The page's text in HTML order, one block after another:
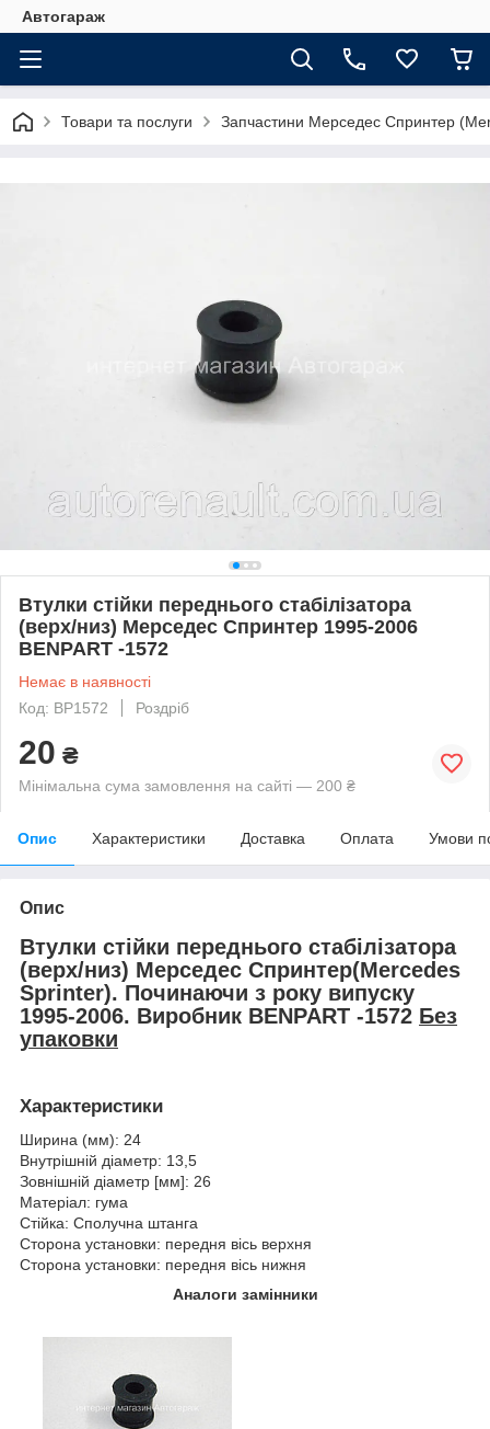
Автогараж
Товари та послуги Запчастини Мерседес Спринтер
Втулки стійки переднього стабілізатора
(верх/низ) Мерседес Спринтер 1995-2006
BENPART -1572
Немає в наявності
Код: BP1572
Роздріб
20 ₴
Мінімальна сума замовлення на сайті — 200 ₴
Опис Характеристики Доставка Оплата Умови
Опис
Втулки стійки переднього стабілізатора
(верх/низ) Мерседес Спринтер(Mercedes
Sprinter). Починаючи з року випуску
1995-2006. Виробник BENPART -1572 Без
упаковки
Характеристики
Ширина (мм): 24
Внутрішній діаметр: 13,5
Зовнішній діаметр [мм]: 26
Матеріал: гума
Стійка: Сполучна штанга
Сторона установки: передня вісь верхня
Сторона установки: передня вісь нижня
Аналоги замінники